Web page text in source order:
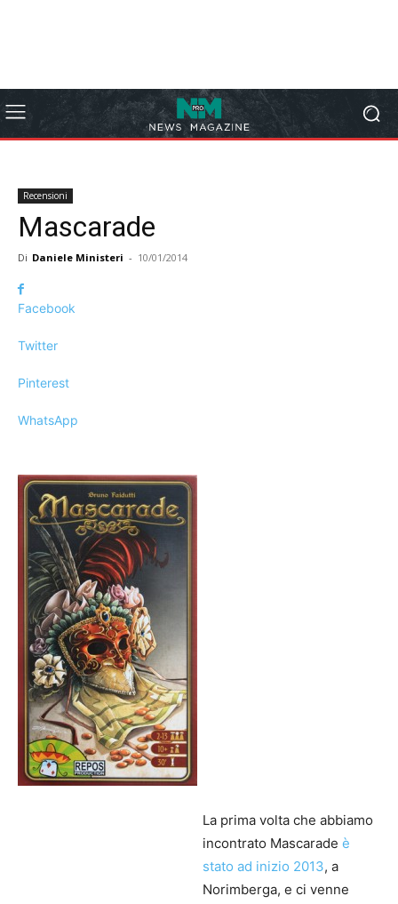
Recensioni
Mascarade
Di Daniele Ministeri - 10/01/2014
Facebook
Twitter
Pinterest
WhatsApp
La prima volta che abbiamo
incontrato Mascarade è
stato ad inizio 2013, a
Norimberga, e ci venne